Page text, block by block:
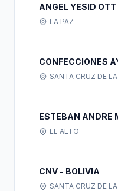
ANGEL YESID OTT
LA PAZ
CONFECCIONES
SANTA CRUZ DE
ESTEBAN ANDRE
EL ALTO
CNV - BOLIVIA
SANTA CRUZ DE